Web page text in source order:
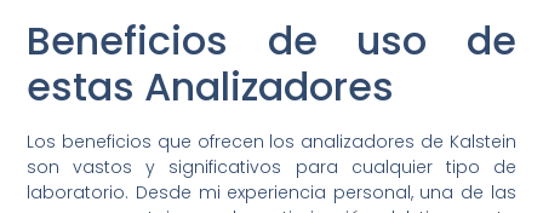
Beneficios de uso de
estas Analizadores
Los beneficios que ofrecen los analizadores de Kalstein
son vastos y significativos para cualquier tipo de
laboratorio. Desde mi experiencia personal, una de las